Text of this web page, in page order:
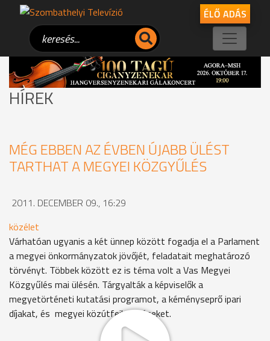
ÉLŐ ADÁS
HÍREK
MÉG EBBEN AZ ÉVBEN ÚJABB ÜLÉST
TARTHAT A MEGYEI KÖZGYŰLÉS
2011. DECEMBER 09., 16:29
közélet
Várhatóan ugyanis a két ünnep között fogadja el a Parlament
a megyei önkormányzatok jövőjét, feladatait meghatározó
törvényt. Többek között ez is téma volt a Vas Megyei
Közgyűlés mai ülésén. Tárgyalták a képviselők a
megyetörténeti kutatási programot, a kéményseprő ipari
díjakat, és megyei közútfejlesztéseket.